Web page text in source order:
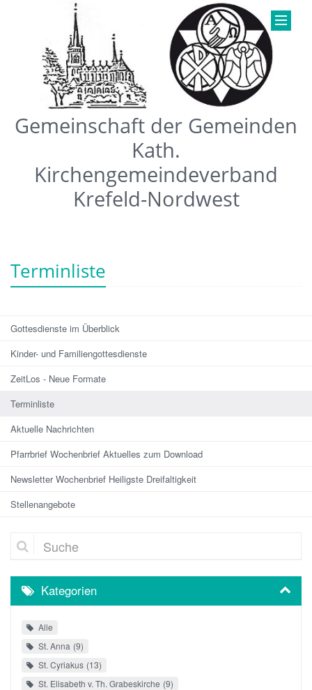
Gemeinschaft der Gemeinden
Kath.
Kirchengemeindeverband
Krefeld-Nordwest
Terminliste
Gottesdienste im Überblick
Kinder- und Familiengottesdienste
ZeitLos - Neue Formate
Terminliste
Aktuelle Nachrichten
Pfarrbrief Wochenbrief Aktuelles zum Download
Newsletter Wochenbrief Heiligste Dreifaltigkeit
Stellenangebote
Suche
Kategorien
Alle
St. Anna 9
St. Cyriakus 13
St. Elisabeth v. Th. Grabeskirche 9